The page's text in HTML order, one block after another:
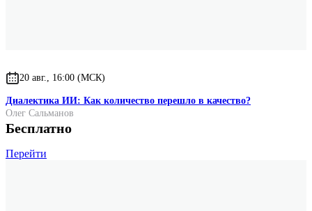
20 авг., 16:00 (МСК)
Диалектика ИИ: Как количество перешло в качество?
Олег Сальманов
Бесплатно
Перейти